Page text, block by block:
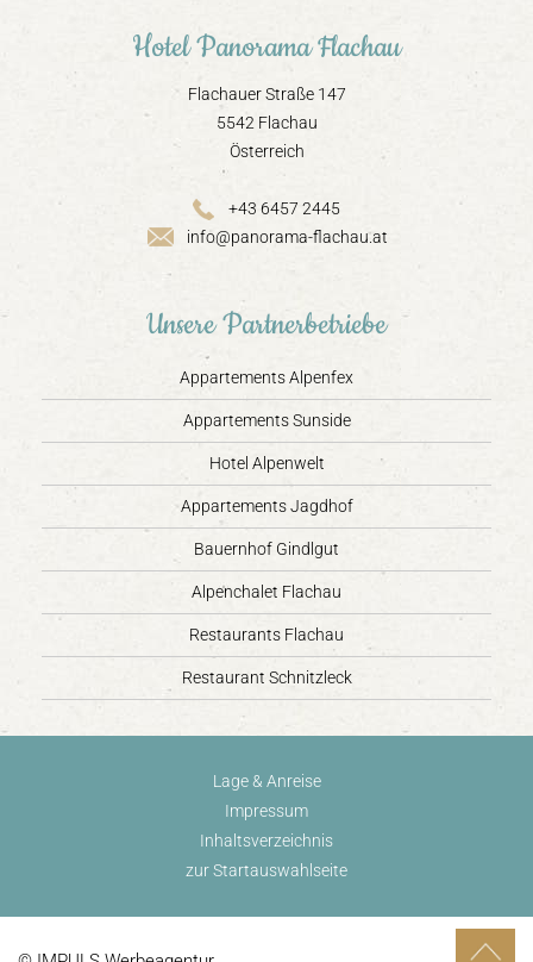
Hotel Panorama Flachau
Flachauer Straße 147
5542 Flachau
Österreich
+43 6457 2445
info@panorama-flachau.at
Unsere Partnerbetriebe
Appartements Alpenfex
Appartements Sunside
Hotel Alpenwelt
Appartements Jagdhof
Bauernhof Gindlgut
Alpenchalet Flachau
Restaurants Flachau
Restaurant Schnitzleck
Lage & Anreise
Impressum
Inhaltsverzeichnis
zur Startauswahlseite